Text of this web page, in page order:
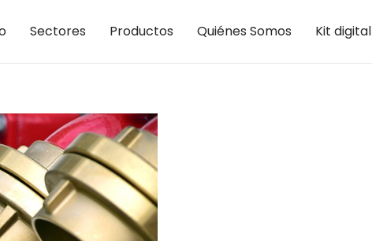
Sectores Productos Quiénes Somos Kit digital